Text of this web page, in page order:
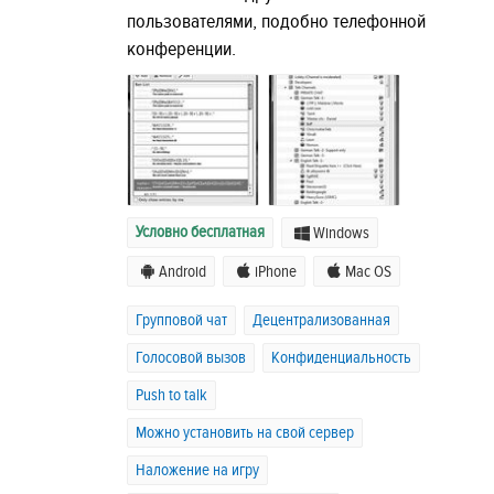
пользователями, подобно телефонной
конференции.
Условно бесплатная Windows
Android iPhone Mac OS
Групповой чат
Децентрализованная
Голосовой вызов
Конфиденциальность
Push to talk
Можно установить на свой сервер
Наложение на игру